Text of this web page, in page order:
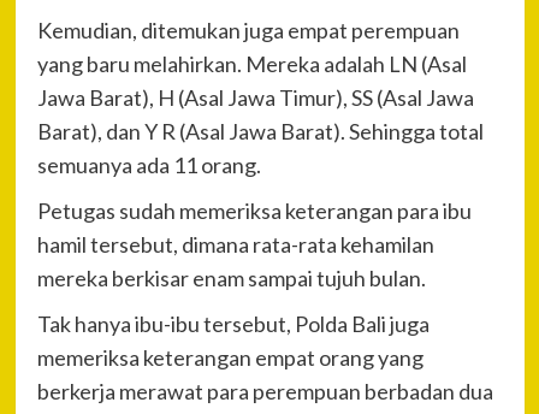
Kemudian, ditemukan juga empat perempuan
yang baru melahirkan. Mereka adalah LN (Asal
Jawa Barat), H (Asal Jawa Timur), SS (Asal Jawa
Barat), dan Y R (Asal Jawa Barat). Sehingga total
semuanya ada 11 orang.
Petugas sudah memeriksa keterangan para ibu
hamil tersebut, dimana rata-rata kehamilan
mereka berkisar enam sampai tujuh bulan.
Tak hanya ibu-ibu tersebut, Polda Bali juga
memeriksa keterangan empat orang yang
berkerja merawat para perempuan berbadan dua